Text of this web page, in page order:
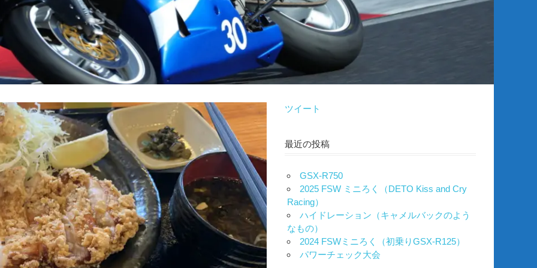
ツイート
最近の投稿
GSX-R750
2025 FSW ミニろく（DETO Kiss and Cry
Racing）
ハイドレーション（キャメルバックのよう
なもの）
2024 FSWミニろく（初乗りGSX-R125）
パワーチェック大会